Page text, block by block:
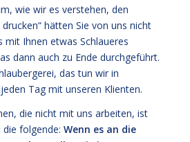
wie wir es verstehen, den
hätten Sie von uns nicht
Ihnen etwas Schlaueres
dann auch zu Ende durchgeführt.
das tun wir in
Tag mit unseren Klienten.
die nicht mit uns arbeiten, ist
folgende: Wenn es an die